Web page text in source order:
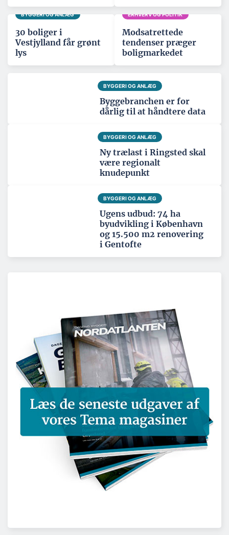
BYGGERI OG ANLÆG
30 boliger i
Vestjylland får grønt
lys
ERHVERV OG POLITIK
Modsatrettede
tendenser præger
boligmarkedet
BYGGERI OG ANLÆG
Byggebranchen er for
dårlig til at håndtere data
BYGGERI OG ANLÆG
Ny trælast i Ringsted skal
være regionalt
knudepunkt
BYGGERI OG ANLÆG
Ugens udbud: 74 ha
byudvikling i København
og 15.500 m2 renovering
i Gentofte